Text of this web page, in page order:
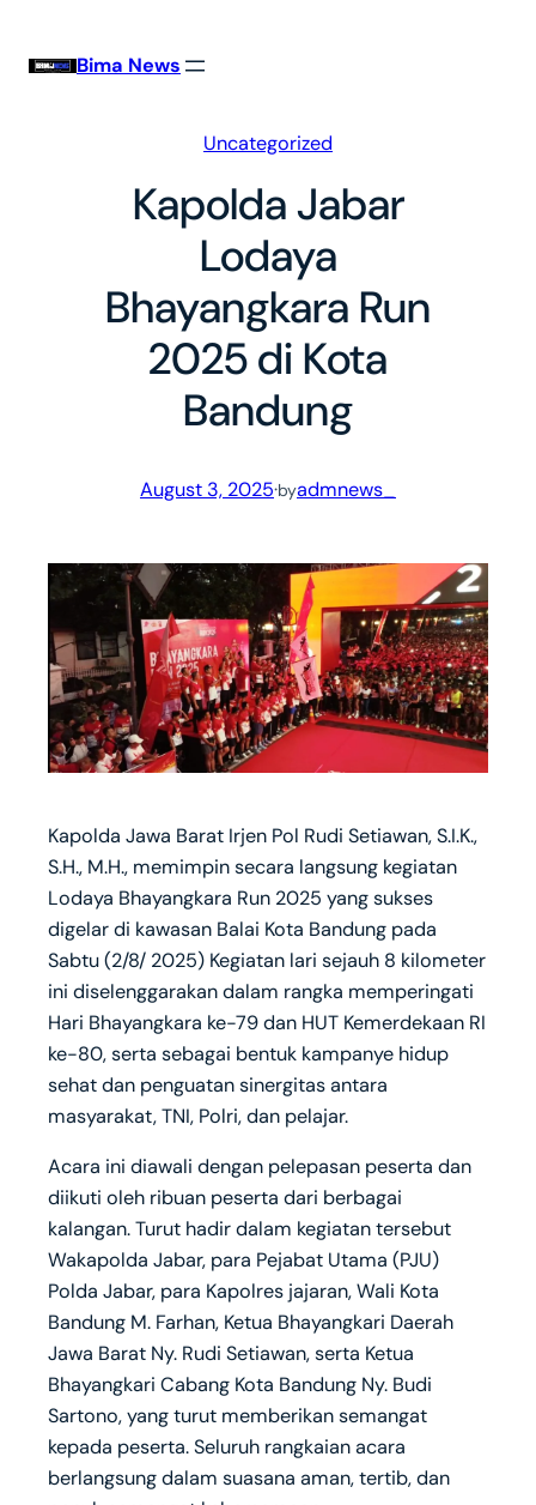
Bima News
Uncategorized
Kapolda Jabar
Lodaya
Bhayangkara Run
2025 di Kota
Bandung
August 3, 2025·byadmnews_
Kapolda Jawa Barat Irjen Pol Rudi Setiawan, S.I.K.,
S.H., M.H., memimpin secara langsung kegiatan
Lodaya Bhayangkara Run 2025 yang sukses
digelar di kawasan Balai Kota Bandung pada
Sabtu (2/8/ 2025) Kegiatan lari sejauh 8 kilometer
ini diselenggarakan dalam rangka memperingati
Hari Bhayangkara ke-79 dan HUT Kemerdekaan RI
ke-80, serta sebagai bentuk kampanye hidup
sehat dan penguatan sinergitas antara
masyarakat, TNI, Polri, dan pelajar.
Acara ini diawali dengan pelepasan peserta dan
diikuti oleh ribuan peserta dari berbagai
kalangan. Turut hadir dalam kegiatan tersebut
Wakapolda Jabar, para Pejabat Utama (PJU)
Polda Jabar, para Kapolres jajaran, Wali Kota
Bandung M. Farhan, Ketua Bhayangkari Daerah
Jawa Barat Ny. Rudi Setiawan, serta Ketua
Bhayangkari Cabang Kota Bandung Ny. Budi
Sartono, yang turut memberikan semangat
kepada peserta. Seluruh rangkaian acara
berlangsung dalam suasana aman, tertib, dan